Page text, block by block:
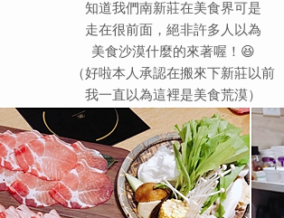
知道我們南新莊在美食界可是
走在很前面，絕非許多人以為
美食沙漠什麼的來著喔！😆
（好啦本人承認在搬來下新莊以前
我一直以為這裡是美食荒漠）